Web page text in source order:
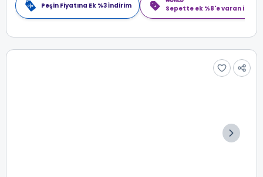
Peşin Fiyatına Ek %3 İndirim Sepette ek %8'e varan